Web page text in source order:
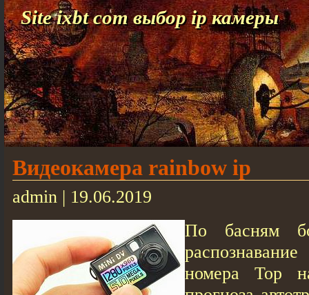
Site ixbt com выбор ip камеры
Видеокамера rainbow ip
admin | 19.06.2019
По басням
номера Тор